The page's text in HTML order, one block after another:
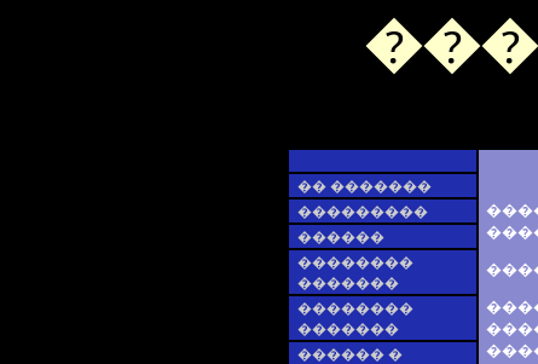
�� �������
���������
������
��������
�������
��������
�������
������ �